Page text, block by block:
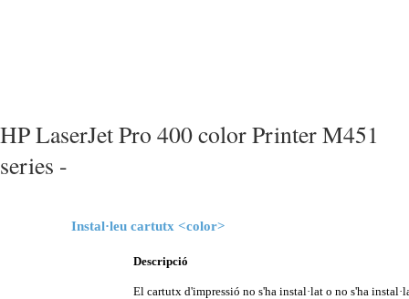
HP LaserJet Pro 400 color Printer M451
series -
Instal·leu cartutx <color>
Descripció
El cartutx d'impressió no s'ha instal·lat o no s'ha